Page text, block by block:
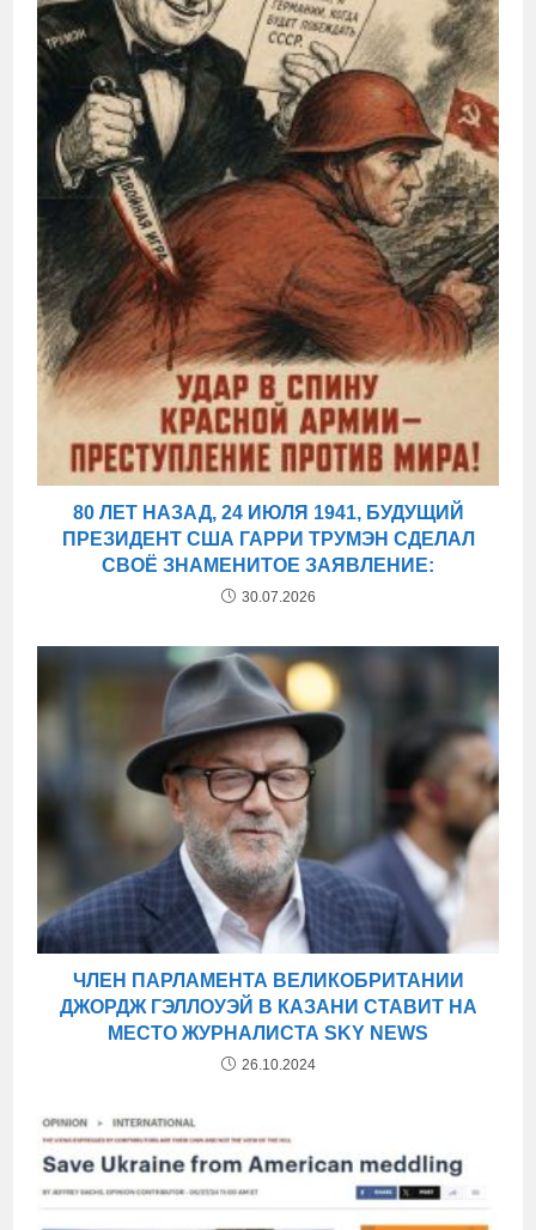
80 ЛЕТ НАЗАД, 24 ИЮЛЯ 1941, БУДУЩИЙ
ПРЕЗИДЕНТ США ГАРРИ ТРУМЭН СДЕЛАЛ
СВОЁ ЗНАМЕНИТОЕ ЗАЯВЛЕНИЕ:
30.07.2026
ЧЛЕН ПАРЛАМЕНТА ВЕЛИКОБРИТАНИИ
ДЖОРДЖ ГЭЛЛОУЭЙ В КАЗАНИ СТАВИТ НА
МЕСТО ЖУРНАЛИСТА SKY NEWS
26.10.2024